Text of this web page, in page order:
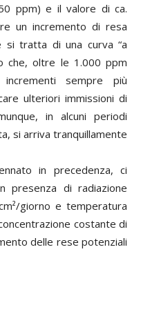
ppm) e il valore di ca.
un incremento di resa
si tratta di una curva “a
che, oltre le 1.000 ppm
sempre più
ulteriori immissioni di
in alcuni periodi
si arriva tranquillamente
in precedenza, ci
presenza di radiazione
giorno e temperatura
costante di
delle rese potenziali